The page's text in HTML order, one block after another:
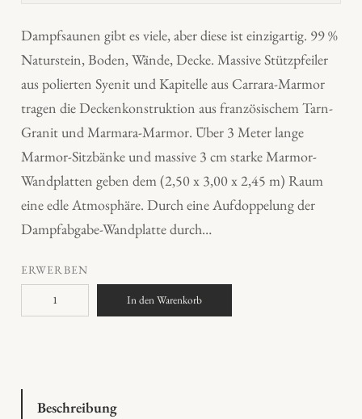
Dampfsaunen gibt es viele, aber diese ist einzigartig. 99 %
Naturstein, Boden, Wände, Decke. Massive Stützpfeiler
aus polierten Syenit und Kapitelle aus Carrara-Marmor
tragen die Deckenkonstruktion aus französischem Tarn-
Granit und Marmara-Marmor. Über 3 Meter lange
Marmor-Sitzbänke und massive 3 cm starke Marmor-
Wandplatten geben dem (2,50 x 3,00 x 2,45 m) Raum
eine edle Atmosphäre. Durch eine Aufdoppelung der
Dampfabgabe-Wandplatte durch…
ERWERBEN
a
In den Warenkorb
Beschreibung